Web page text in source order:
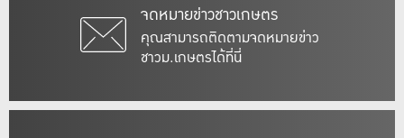
จดหมายข่าวชาวเกษตร
คุณสามารถติดตามจดหมายข่าว
ชาวม.เกษตรได้ที่นี่